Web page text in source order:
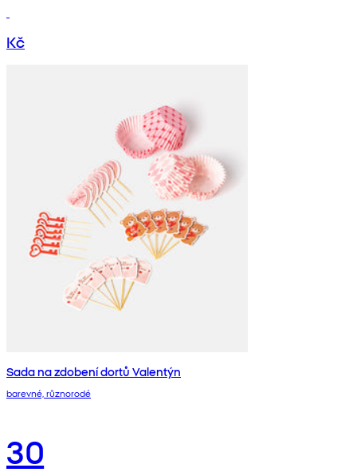
Kč
Sada na zdobení dortů Valentýn
barevné, různorodé
30